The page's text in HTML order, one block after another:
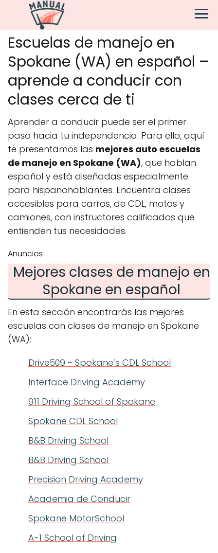
Escuelas de manejo en
Spokane (WA) en español –
aprende a conducir con
clases cerca de ti
Aprender a conducir puede ser el primer
paso hacia tu independencia. Para ello, aquí
te presentamos las mejores auto escuelas
de manejo en Spokane (WA), que hablan
español y está diseñadas especialmente
para hispanohablantes. Encuentra clases
accesibles para carros, de CDL, motos y
camiones, con instructores calificados que
entienden tus necesidades.
Anuncios
Mejores clases de manejo en
Spokane en español
En esta sección encontrarás las mejores
escuelas con clases de manejo en Spokane
(WA):
Drive509 - Spokane’s CDL School
Interface Driving Academy
911 Driving School of Spokane
Spokane CDL School
B&B Driving School
B&B Driving School
Precision Driving Academy
Academia de Conducir
Spokane MotorSchool
A-1 School of Driving